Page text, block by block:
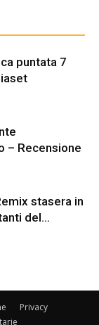
puntata 7
– Recensione
stasera in
del...
Privacy